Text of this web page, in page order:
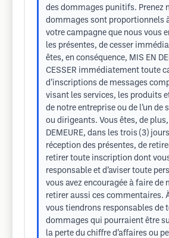
des dommages punitifs. Prenez
dommages sont proportionnels
votre campagne que nous vous
les présentes, de cesser
êtes, en conséquence, MIS EN
CESSER immédiatement toute
d’inscriptions de messages
visant les services, les produits
de notre entreprise ou de l’un de
ou dirigeants. Vous êtes, de plus,
DEMEURE, dans les trois (3)
réception des présentes, de
retirer toute inscription dont
responsable et d’aviser toute
vous avez encouragée à faire de
retirer aussi ces commentaires.
vous tiendrons responsables de
dommages qui pourraient être
la perte du chiffre d’affaires ou